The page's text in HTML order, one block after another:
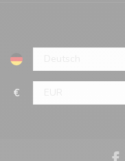
€